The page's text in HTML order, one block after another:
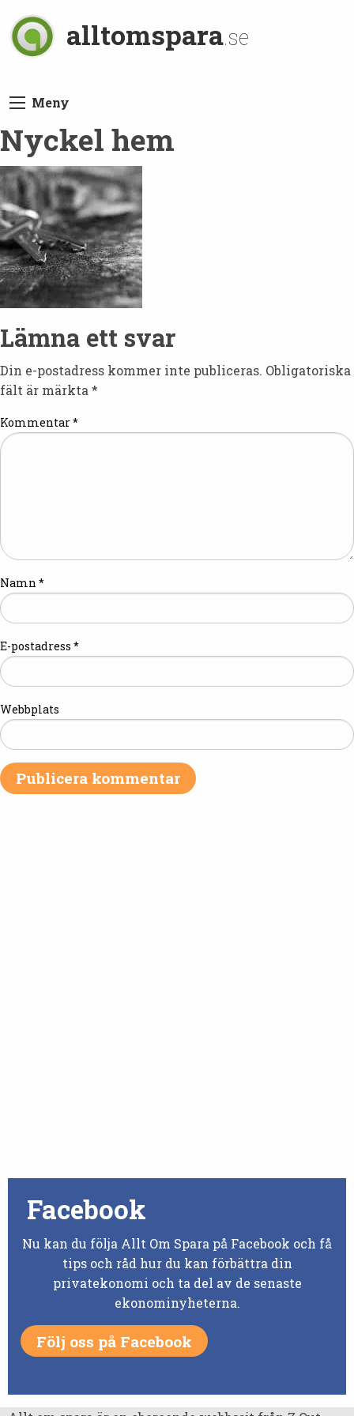
alltomspara.se
Meny
Nyckel hem
Lämna ett svar
Din e-postadress kommer inte publiceras. Obligatoriska
fält är märkta *
Kommentar*
Namn *
E-postadress *
Webbplats
Facebook
Nu kan du följa Allt Om Spara på Facebook och få
tips och råd hur du kan förbättra din
privatekonomi och ta del av de senaste
ekonominyheterna.
Följ oss på Facebook